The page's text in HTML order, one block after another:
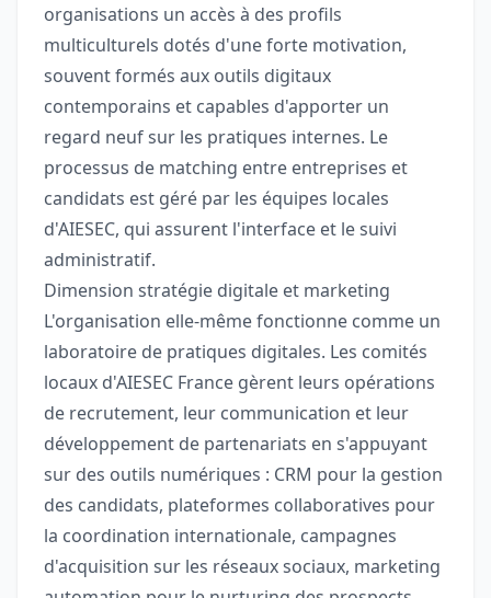
organisations un accès à des profils
multiculturels dotés d'une forte motivation,
souvent formés aux outils digitaux
contemporains et capables d'apporter un
regard neuf sur les pratiques internes. Le
processus de matching entre entreprises et
candidats est géré par les équipes locales
d'AIESEC, qui assurent l'interface et le suivi
administratif.
Dimension stratégie digitale et marketing
L'organisation elle-même fonctionne comme un
laboratoire de pratiques digitales. Les comités
locaux d'AIESEC France gèrent leurs opérations
de recrutement, leur communication et leur
développement de partenariats en s'appuyant
sur des outils numériques : CRM pour la gestion
des candidats, plateformes collaboratives pour
la coordination internationale, campagnes
d'acquisition sur les réseaux sociaux, marketing